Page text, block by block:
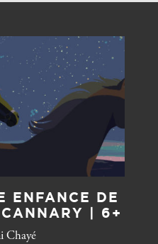
ENFANCE DE
| 6+
Chayé